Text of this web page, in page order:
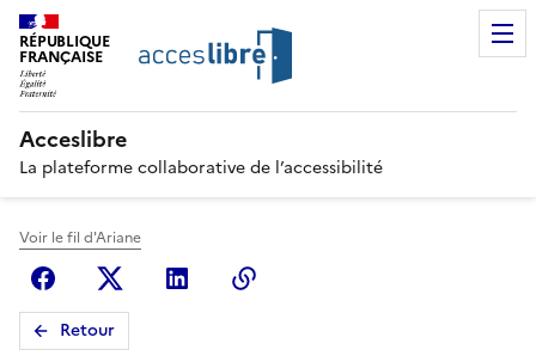
RÉPUBLIQUE
FRANÇAISE
Acceslibre
La plateforme collaborative de l’accessibilité
Voir le fil d'Ariane
FacebookX (anciennement Twitter)
Linkedin
Retour